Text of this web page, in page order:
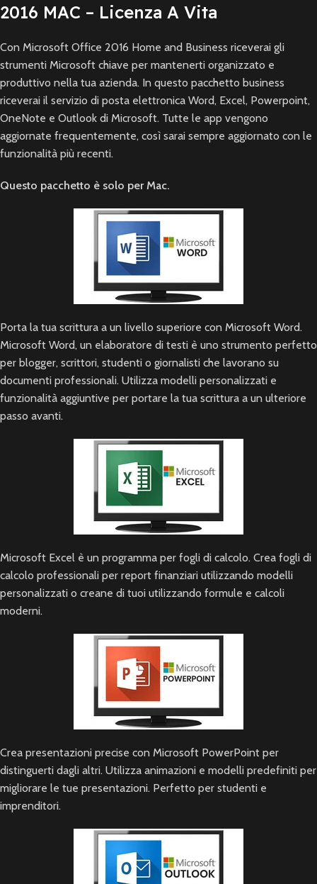
2016 MAC – Licenza A Vita
Con Microsoft Office 2016 Home and Business riceverai gli
strumenti Microsoft chiave per mantenerti organizzato e
produttivo nella tua azienda. In questo pacchetto business
riceverai il servizio di posta elettronica Word, Excel, Powerpoint,
OneNote e Outlook di Microsoft. Tutte le app vengono
aggiornate frequentemente, così sarai sempre aggiornato con le
funzionalità più recenti.
Questo pacchetto è solo per Mac.
Porta la tua scrittura a un livello superiore con Microsoft Word.
Microsoft Word, un elaboratore di testi è uno strumento perfetto
per blogger, scrittori, studenti o giornalisti che lavorano su
documenti professionali. Utilizza modelli personalizzati e
funzionalità aggiuntive per portare la tua scrittura a un ulteriore
passo avanti.
Microsoft Excel è un programma per fogli di calcolo. Crea fogli di
calcolo professionali per report finanziari utilizzando modelli
personalizzati o creane di tuoi utilizzando formule e calcoli
moderni.
Crea presentazioni precise con Microsoft PowerPoint per
distinguerti dagli altri. Utilizza animazioni e modelli predefiniti per
migliorare le tue presentazioni. Perfetto per studenti e
imprenditori.